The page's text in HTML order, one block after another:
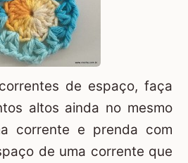
de espaço, faça
altos ainda no mesmo
corrente e prenda com
de uma corrente que